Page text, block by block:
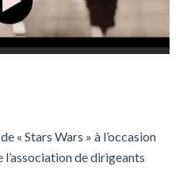
« Stars Wars » à l’occasion
de dirigeants